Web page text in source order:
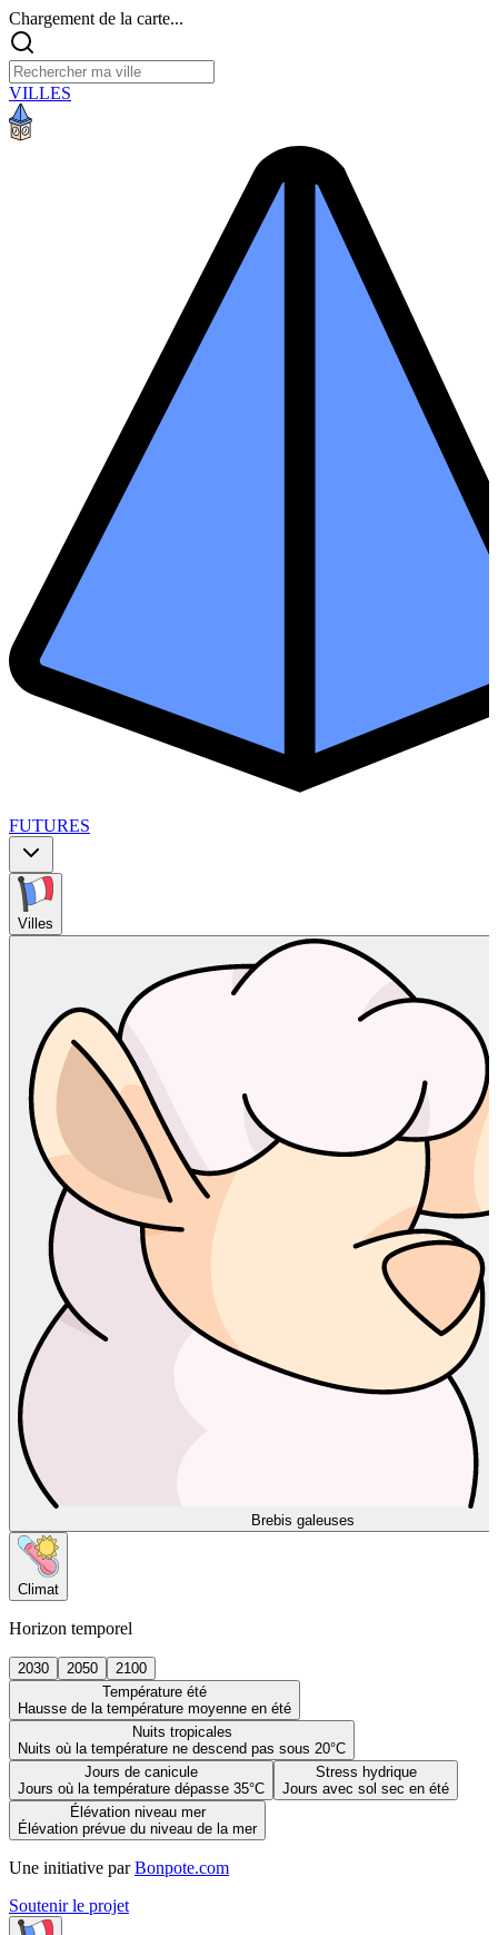
Chargement de la carte...
VILLES
FUTURES
Villes
Brebis galeuses
Climat
Horizon temporel
2030 2050
2100
Température été
Hausse de la température moyenne en été
Nuits tropicales
Nuits où la température ne descend pas sous 20°C
Jours de canicule
Jours où la température dépasse 35°C
Stress hydrique
Jours avec sol sec en été
Élévation niveau mer
Élévation prévue du niveau de la mer
Une initiative par Bonpote.com
Soutenir le projet